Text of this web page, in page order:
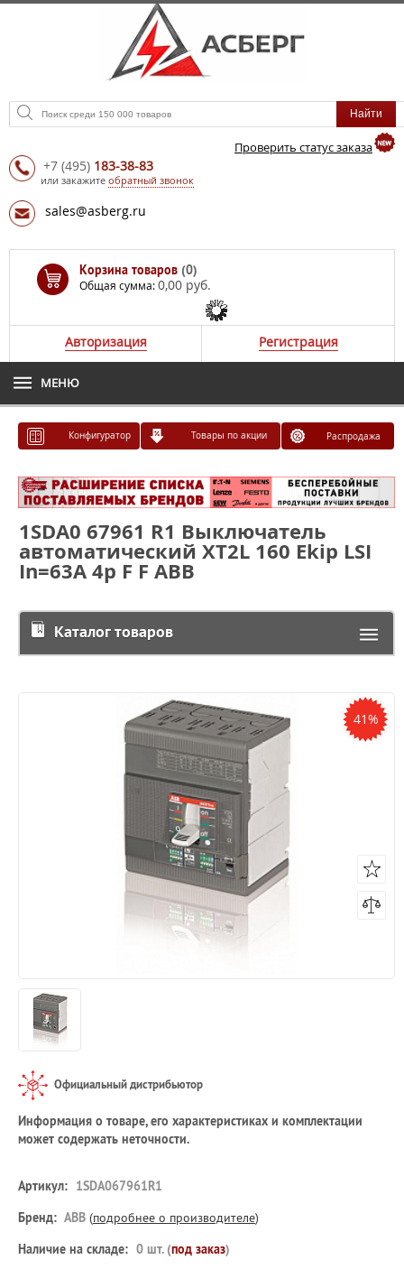
Проверить статус заказа
+7 (495) 183-38-83
или закажите обратный звонок
sales@asberg.ru
Корзина товаров (0)
Общая сумма:0,00 руб.
Авторизация Регистрация
МЕНЮ
Конфигуратор Товары по акции Распродажа
1SDA0 67961 R1 Выключатель
автоматический XT2L 160 Ekip LSI
In=63A 4p F F ABB
Каталог товаров
41%
Официальный дистрибьютор
Информация о товаре, его характеристиках и комплектации
может содержать неточности.
Артикул: 1SDA067961R1
Бренд: ABB (подробнее о производителе)
Наличие на складе: 0 шт. (под заказ)